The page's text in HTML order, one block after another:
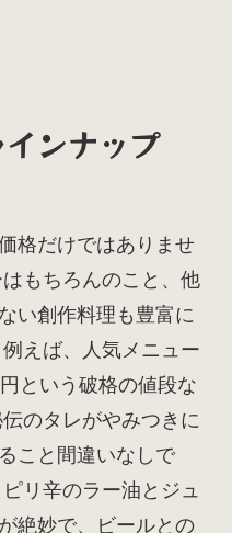
ンナップ
格だけではありませ
もちろんのこと、他
い創作料理も豊富に
えば、人気メニュー
という破格の値段な
のタレがやみつきに
こと間違いなしで
リ辛のラー油とジュ
絶妙で、ビールとの